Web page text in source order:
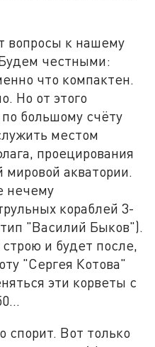
вопросы к нашему
честными:
что компактен.
Но от этого
большому счёту
местом
проецирования
акватории.
нечему
кораблей 3-
"Василий Быков").
и будет после,
"Сергея Котова"
эти корветы с
спорит. Вот только